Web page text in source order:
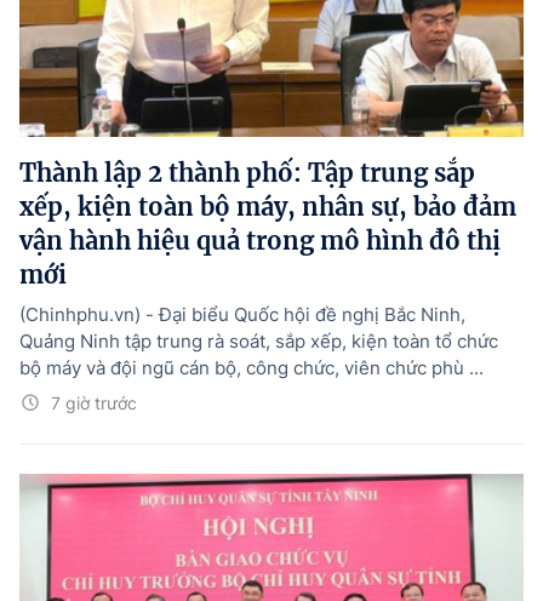
Thành lập 2 thành phố: Tập trung sắp
xếp, kiện toàn bộ máy, nhân sự, bảo đảm
vận hành hiệu quả trong mô hình đô thị
mới
7 giờ trước
(Chinhphu.vn) - Đại biểu Quốc hội đề nghị Bắc Ninh,
Quảng Ninh tập trung rà soát, sắp xếp, kiện toàn tổ chức
bộ máy và đội ngũ cán bộ, công chức, viên chức phù ...